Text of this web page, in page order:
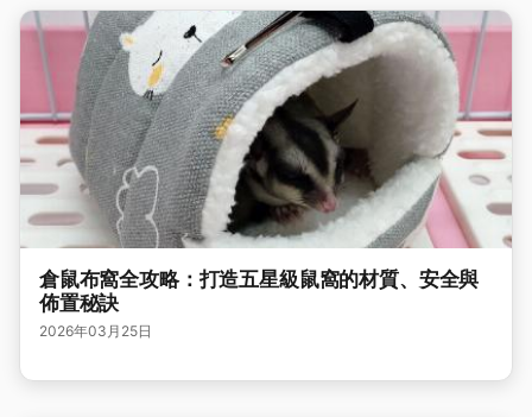
倉鼠布窩全攻略：打造五星級鼠窩的材質、安全與
佈置秘訣
2026年03月25日